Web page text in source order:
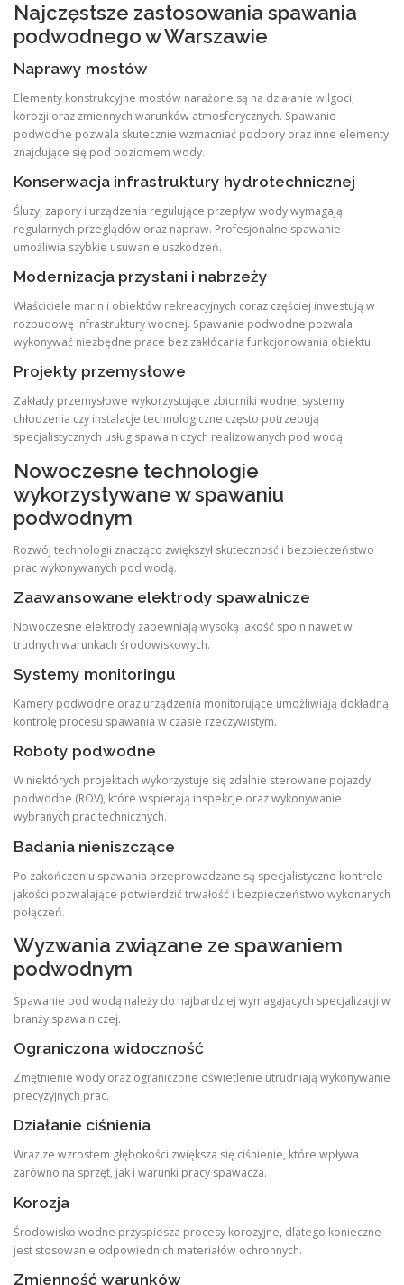
Najczęstsze zastosowania spawania
podwodnego w Warszawie
Naprawy mostów
Elementy konstrukcyjne mostów narażone są na działanie wilgoci,
korozji oraz zmiennych warunków atmosferycznych. Spawanie
podwodne pozwala skutecznie wzmacniać podpory oraz inne elementy
znajdujące się pod poziomem wody.
Konserwacja infrastruktury hydrotechnicznej
Śluzy, zapory i urządzenia regulujące przepływ wody wymagają
regularnych przeglądów oraz napraw. Profesjonalne spawanie
umożliwia szybkie usuwanie uszkodzeń.
Modernizacja przystani i nabrzeży
Właściciele marin i obiektów rekreacyjnych coraz częściej inwestują w
rozbudowę infrastruktury wodnej. Spawanie podwodne pozwala
wykonywać niezbędne prace bez zakłócania funkcjonowania obiektu.
Projekty przemysłowe
Zakłady przemysłowe wykorzystujące zbiorniki wodne, systemy
chłodzenia czy instalacje technologiczne często potrzebują
specjalistycznych usług spawalniczych realizowanych pod wodą.
Nowoczesne technologie
wykorzystywane w spawaniu
podwodnym
Rozwój technologii znacząco zwiększył skuteczność i bezpieczeństwo
prac wykonywanych pod wodą.
Zaawansowane elektrody spawalnicze
Nowoczesne elektrody zapewniają wysoką jakość spoin nawet w
trudnych warunkach środowiskowych.
Systemy monitoringu
Kamery podwodne oraz urządzenia monitorujące umożliwiają dokładną
kontrolę procesu spawania w czasie rzeczywistym.
Roboty podwodne
W niektórych projektach wykorzystuje się zdalnie sterowane pojazdy
podwodne (ROV), które wspierają inspekcje oraz wykonywanie
wybranych prac technicznych.
Badania nieniszczące
Po zakończeniu spawania przeprowadzane są specjalistyczne kontrole
jakości pozwalające potwierdzić trwałość i bezpieczeństwo wykonanych
połączeń.
Wyzwania związane ze spawaniem
podwodnym
Spawanie pod wodą należy do najbardziej wymagających specjalizacji w
branży spawalniczej.
Ograniczona widoczność
Zmętnienie wody oraz ograniczone oświetlenie utrudniają wykonywanie
precyzyjnych prac.
Działanie ciśnienia
Wraz ze wzrostem głębokości zwiększa się ciśnienie, które wpływa
zarówno na sprzęt, jak i warunki pracy spawacza.
Korozja
Środowisko wodne przyspiesza procesy korozyjne, dlatego konieczne
jest stosowanie odpowiednich materiałów ochronnych.
Zmienność warunków